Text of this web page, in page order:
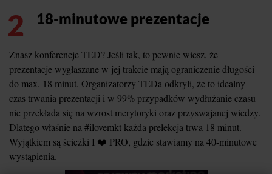
2 18-minutowe prezentacje
Znasz konferencje TED? Jeśli tak, to pewnie wiesz, że
prezentacje wygłaszane w jej trakcie mają ograniczenie długości
do max. 18 minut. Organizatorzy TEDa odkryli, że to idealny
czas trwania prezentacji i w 99% przypadków wydłużanie czasu
nie przekłada się na wzrost merytoryki oraz przyswajanej wiedzy.
Dlatego właśnie na #ilovemkt każda prelekcja trwa 18 minut.
Wyjątkiem są ścieżki I ❤️ PRO, gdzie stawiamy na 40-minutowe
wystąpienia.